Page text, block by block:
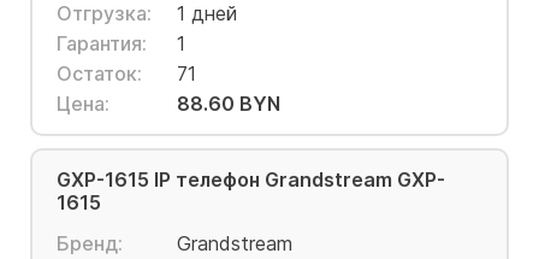
Отгрузка:
1 дней
Гарантия:
1
Остаток:
71
Цена:
88.60 BYN
GXP-1615 IP телефон Grandstream GXP-
1615
Бренд:
Grandstream